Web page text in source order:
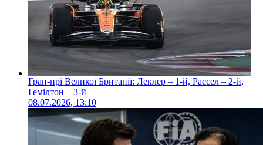
Гран-прі Великої Британії: Леклер – 1-й, Рассел – 2-й,
Гемілтон – 3-й
08.07.2026, 13:10